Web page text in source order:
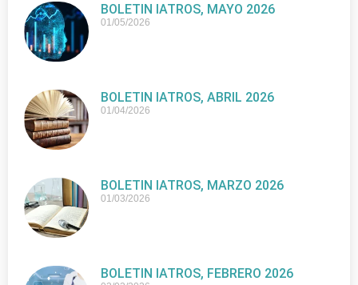
BOLETIN IATROS, MAYO 2026
01/05/2026
BOLETIN IATROS, ABRIL 2026
01/04/2026
BOLETIN IATROS, MARZO 2026
01/03/2026
BOLETIN IATROS, FEBRERO 2026